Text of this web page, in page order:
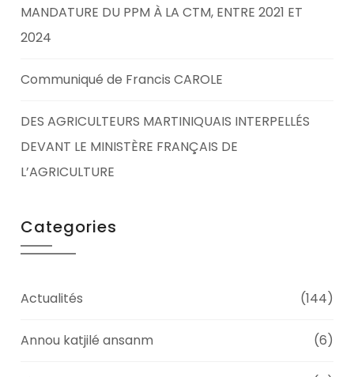
MANDATURE DU PPM À LA CTM, ENTRE 2021 ET
2024
Communiqué de Francis CAROLE
DES AGRICULTEURS MARTINIQUAIS INTERPELLÉS
DEVANT LE MINISTÈRE FRANÇAIS DE
L’AGRICULTURE
Categories
Actualités (144)
Annou katjilé ansanm (6)